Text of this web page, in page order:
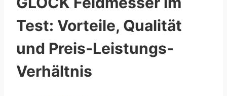
Test: Vorteile, Qualität
und Preis-Leistungs-
Verhältnis